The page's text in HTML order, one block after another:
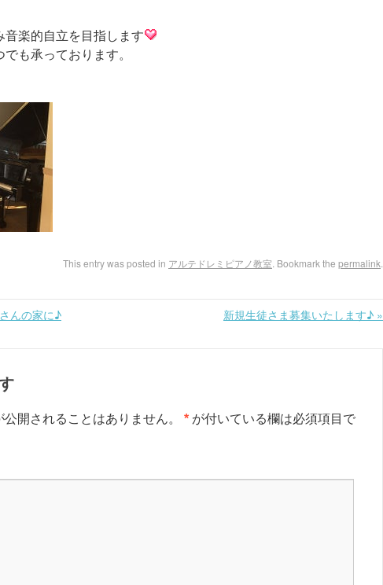
音楽的自立を目指します
も承っております。
This entry was posted in アルテドレミピアノ教室 . Bookmark the permalink
んの家に♪ 新規生徒さま募集いたします♪ »
開されることはありません。 * が付いている欄は必須項目で